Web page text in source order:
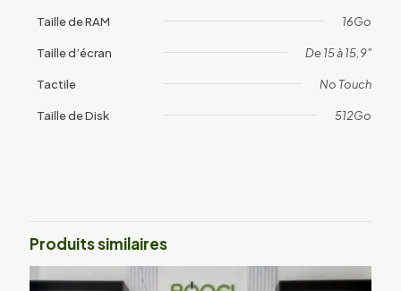
Taille de RAM 16Go
Taille d’écran De 15 à 15,9"
Tactile No Touch
Taille de Disk 512Go
sur “MSI Thin 15 (1847)”
Les champs
Produits similaires